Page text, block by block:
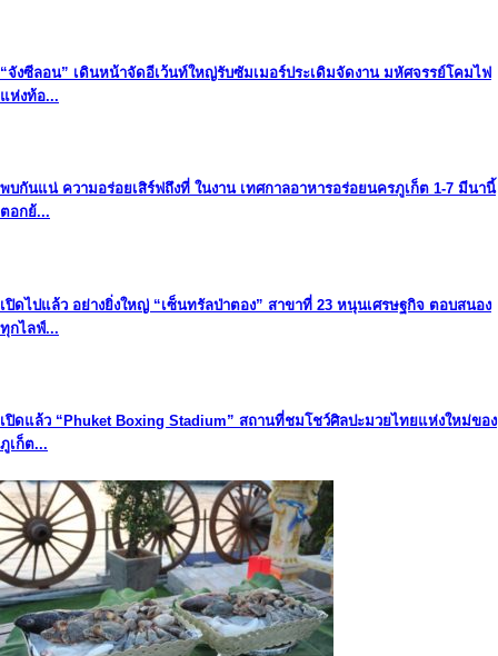
“จังซีลอน” เดินหน้าจัดอีเว้นท์ใหญ่รับซัมเมอร์ประเดิมจัดงาน มหัศจรรย์โคมไฟ
แห่งท้อ...
พบกันแน่ ความอร่อยเสิร์ฟถึงที่ ในงาน เทศกาลอาหารอร่อยนครภูเก็ต 1-7 มีนานี้
ตอกย้...
เปิดไปแล้ว อย่างยิ่งใหญ่ “เซ็นทรัลป่าตอง” สาขาที่ 23 หนุนเศรษฐกิจ ตอบสนอง
ทุกไลฟ์...
เปิดแล้ว “Phuket Boxing Stadium” สถานที่ชมโชว์ศิลปะมวยไทยแห่งใหม่ของ
ภูเก็ต...